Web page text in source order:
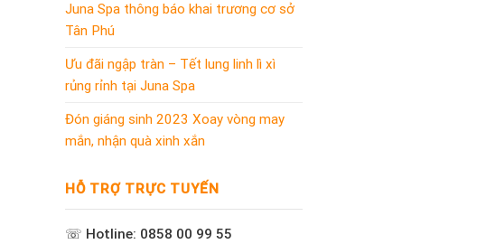
Juna Spa thông báo khai trương cơ sở
Tân Phú
Ưu đãi ngập tràn – Tết lung linh lì xì
rủng rỉnh tại Juna Spa
Đón giáng sinh 2023 Xoay vòng may
mắn, nhận quà xinh xắn
HỖ TRỢ TRỰC TUYẾN
☏ Hotline: 0858 00 99 55